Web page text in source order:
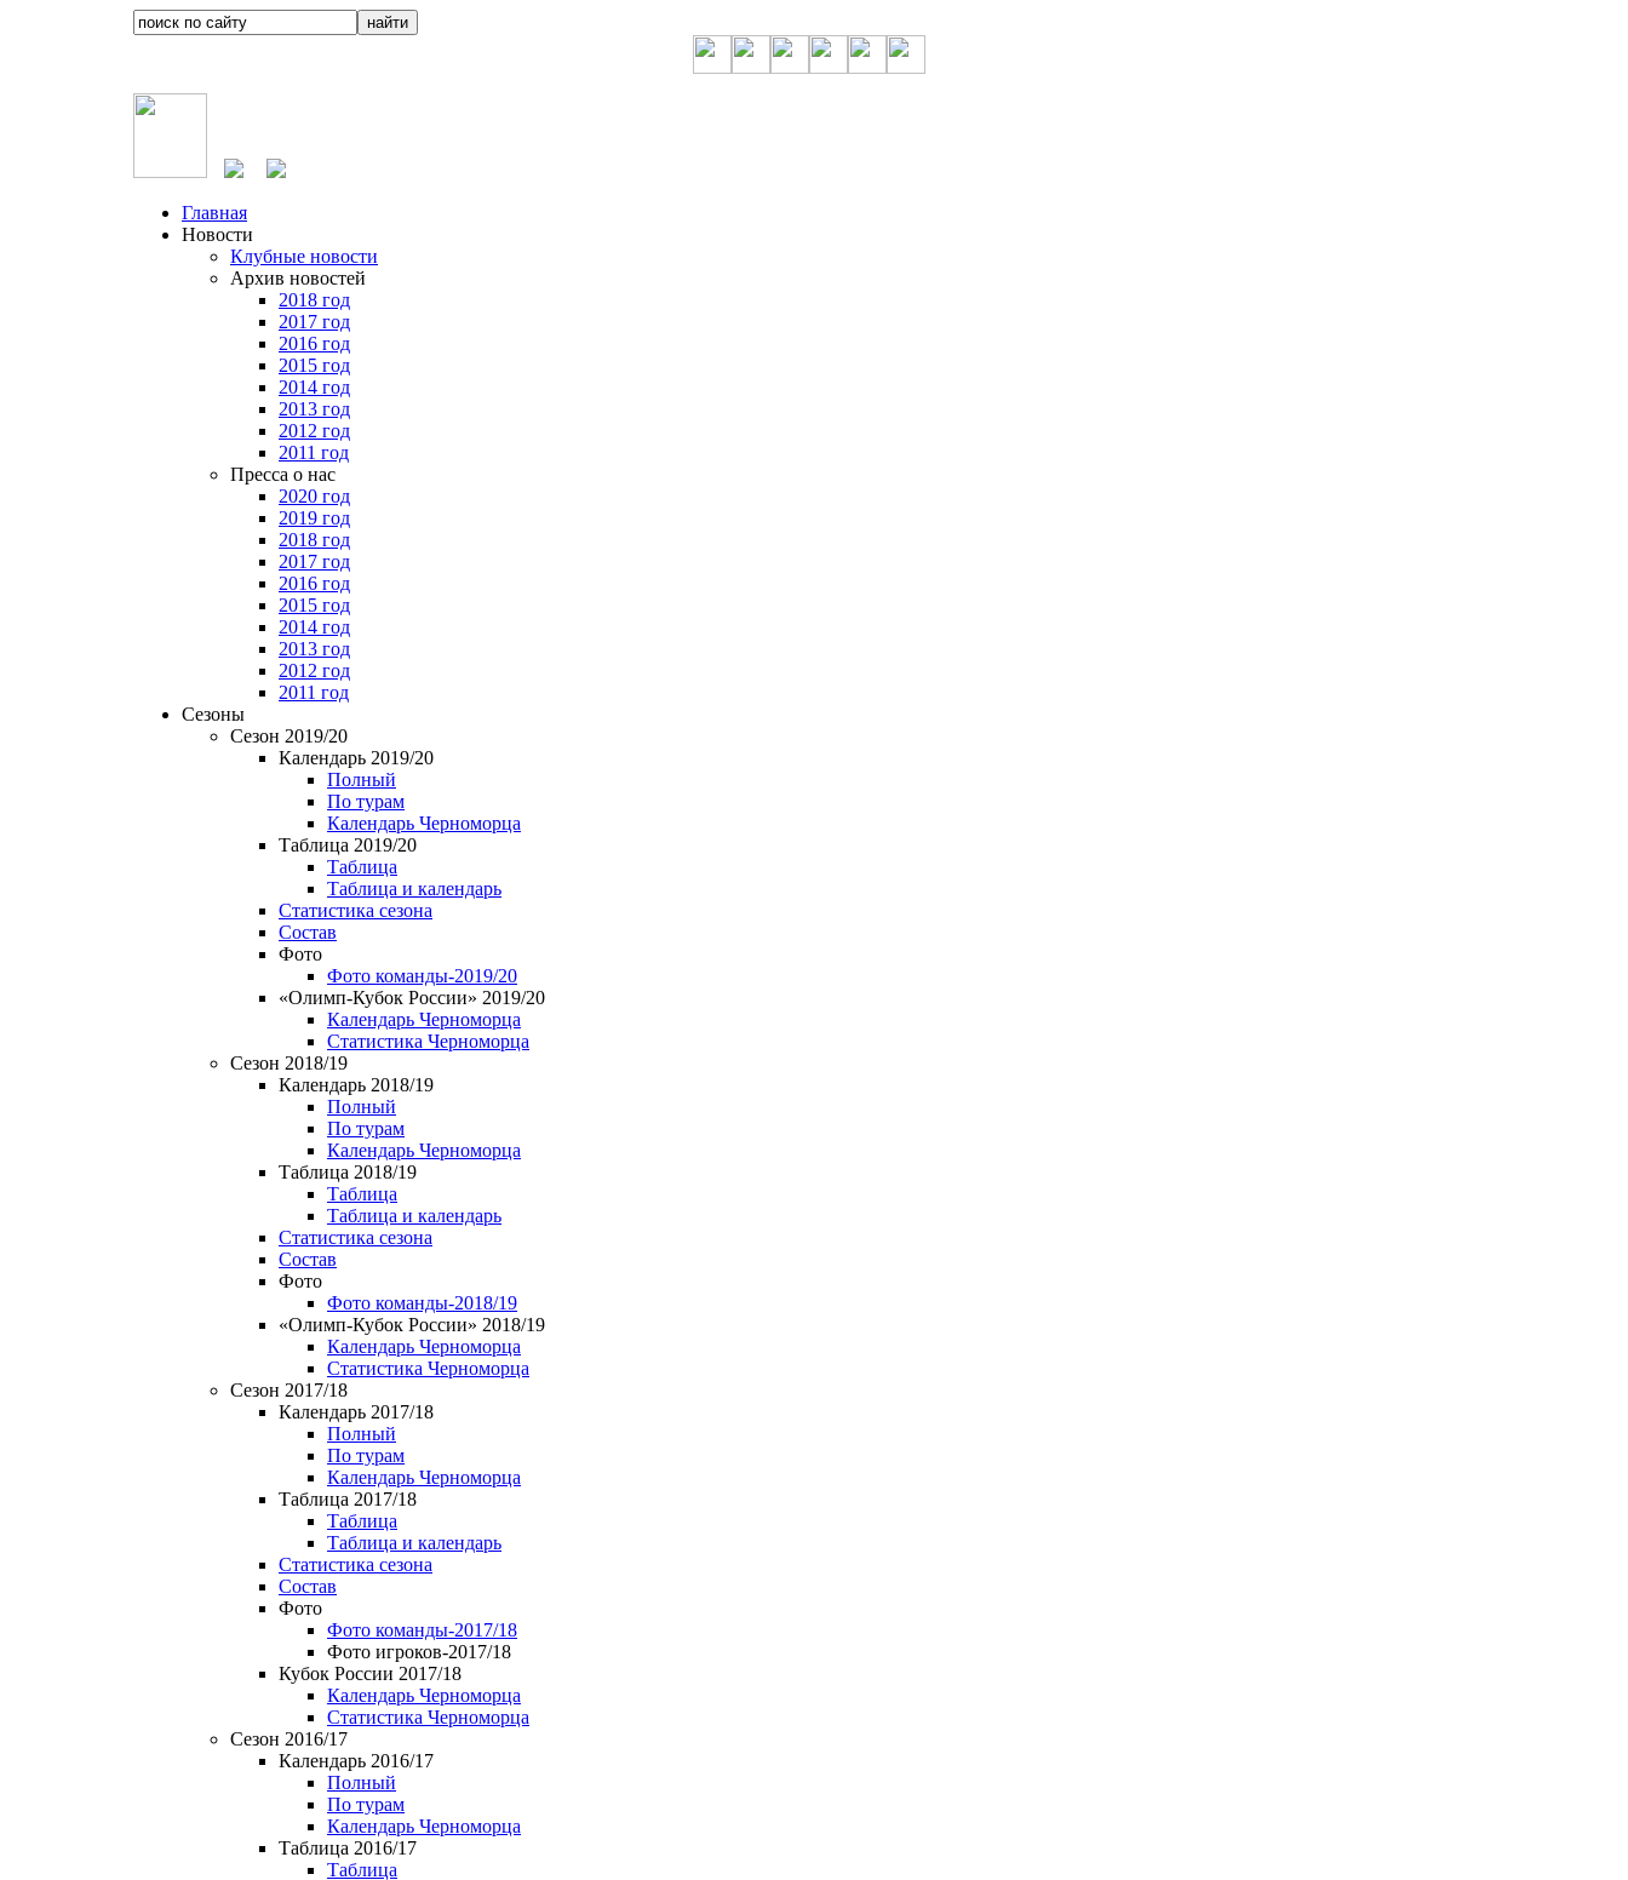
Главная
Новости
Клубные новости
Архив новостей
2018 год
2017 год
2016 год
2015 год
2014 год
2013 год
2012 год
2011 год
Пресса о нас
2020 год
2019 год
2018 год
2017 год
2016 год
2015 год
2014 год
2013 год
2012 год
2011 год
Сезоны
Сезон 2019/20
Календарь 2019/20
Полный
По турам
Календарь Черноморца
Таблица 2019/20
Таблица
Таблица и календарь
Статистика сезона
Состав
Фото
Фото команды-2019/20
«Олимп-Кубок России» 2019/20
Календарь Черноморца
Статистика Черноморца
Сезон 2018/19
Календарь 2018/19
Полный
По турам
Календарь Черноморца
Таблица 2018/19
Таблица
Таблица и календарь
Статистика сезона
Состав
Фото
Фото команды-2018/19
«Олимп-Кубок России» 2018/19
Календарь Черноморца
Статистика Черноморца
Сезон 2017/18
Календарь 2017/18
Полный
По турам
Календарь Черноморца
Таблица 2017/18
Таблица
Таблица и календарь
Статистика сезона
Состав
Фото
Фото команды-2017/18
Фото игроков-2017/18
Кубок России 2017/18
Календарь Черноморца
Статистика Черноморца
Сезон 2016/17
Календарь 2016/17
Полный
По турам
Календарь Черноморца
Таблица 2016/17
Таблица